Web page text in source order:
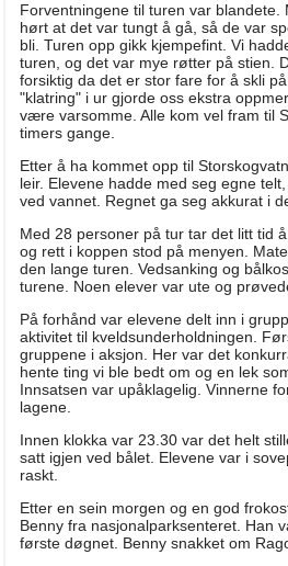
Forventningene til turen var blandete.
hørt at det var tungt å gå, så de var
bli. Turen opp gikk kjempefint. Vi
turen, og det var mye røtter på stien.
forsiktig da det er stor fare for å skli
"klatring" i ur gjorde oss ekstra
være varsomme. Alle kom vel fram til
timers gange.
Etter å ha kommet opp til
leir. Elevene hadde med seg egne
ved vannet. Regnet ga seg akkurat i
Med 28 personer på tur tar det litt tid
og rett i koppen stod på menyen.
den lange turen. Vedsanking og
turene. Noen elever var ute og
På forhånd var elevene delt inn i
aktivitet til kveldsunderholdningen.
gruppene i aksjon. Her var det
hente ting vi ble bedt om og en lek
Innsatsen var upåklagelig. Vinnerne
lagene.
Innen klokka var 23.30 var det helt
satt igjen ved bålet. Elevene var i
raskt.
Etter en sein morgen og en god
Benny fra nasjonalparksenteret. Han
første døgnet. Benny snakket om